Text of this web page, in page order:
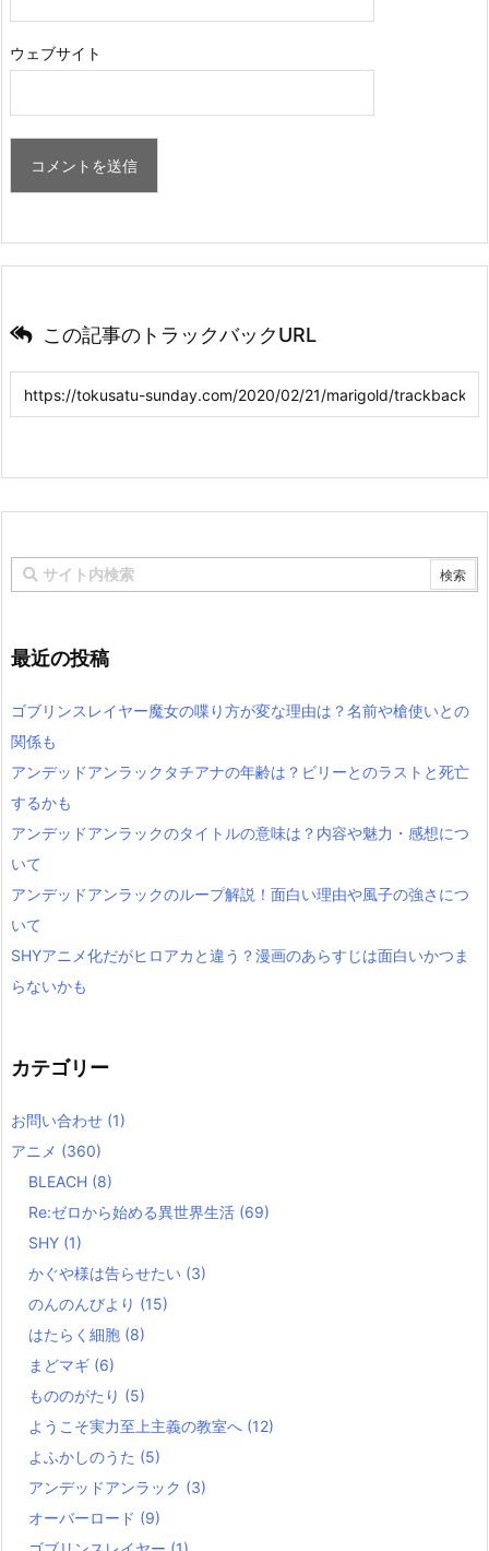
ウェブサイト
この記事のトラックバックURL
最近の投稿
ゴブリンスレイヤー魔女の喋り方が変な理由は？名前や槍使いとの
関係も
アンデッドアンラックタチアナの年齢は？ビリーとのラストと死亡
するかも
アンデッドアンラックのタイトルの意味は？内容や魅力・感想につ
いて
アンデッドアンラックのループ解説！面白い理由や風子の強さにつ
いて
SHYアニメ化だがヒロアカと違う？漫画のあらすじは面白いかつま
らないかも
カテゴリー
お問い合わせ (1)
アニメ (360)
BLEACH (8)
Re:ゼロから始める異世界生活 (69)
SHY (1)
かぐや様は告らせたい (3)
のんのんびより (15)
はたらく細胞 (8)
まどマギ (6)
もののがたり (5)
ようこそ実力至上主義の教室へ (12)
よふかしのうた (5)
アンデッドアンラック (3)
オーバーロード (9)